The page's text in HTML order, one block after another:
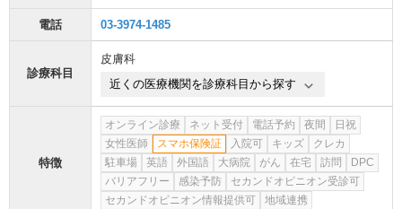
電話 03-3974-1485
診療科目
皮膚科
近くの医療機関を診療科目から探す
特徴
オンライン診療 ネット受付 電話予約 夜間
日祝
女性医師
スマホ保険証 入院可 キッズ
クレカ
駐車場
英語 外国語 大病院 がん 在宅 訪問
DPC
バリアフリー
感染予防
セカンドオピニオン受診可
セカンドオピニオン情報提供可
地域連携